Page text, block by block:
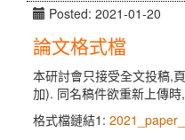
Posted: 2021-01-20
論文格式檔
本研討會只接受全文投稿,
加). 同名稿件欲重新上傳
格式檔鏈結1: